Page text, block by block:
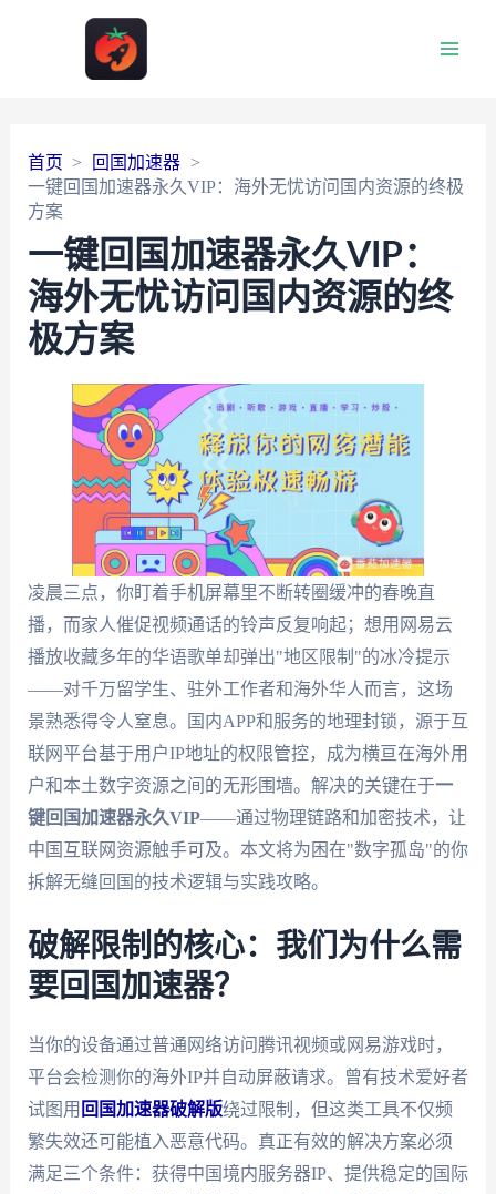
首页
回国加速器
一键回国加速器永久VIP：海外无忧访问国内资源的终极
方案
一键回国加速器永久VIP：
海外无忧访问国内资源的终
极方案
凌晨三点，你盯着手机屏幕里不断转圈缓冲的春晚直
播，而家人催促视频通话的铃声反复响起；想用网易云
播放收藏多年的华语歌单却弹出"地区限制"的冰冷提示
——对千万留学生、驻外工作者和海外华人而言，这场
景熟悉得令人窒息。国内APP和服务的地理封锁，源于互
联网平台基于用户IP地址的权限管控，成为横亘在海外用
户和本土数字资源之间的无形围墙。解决的关键在于一
键回国加速器永久VIP——通过物理链路和加密技术，让
中国互联网资源触手可及。本文将为困在"数字孤岛"的你
拆解无缝回国的技术逻辑与实践攻略。
破解限制的核心：我们为什么需
要回国加速器？
当你的设备通过普通网络访问腾讯视频或网易游戏时，
平台会检测你的海外IP并自动屏蔽请求。曾有技术爱好者
试图用 回国加速器破解版绕过限制，但这类工具不仅频
繁失效还可能植入恶意代码。真正有效的解决方案必须
满足三个条件：获得中国境内服务器IP、提供稳定的国际